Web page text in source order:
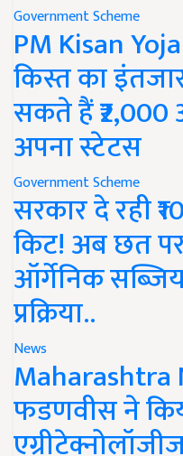
Government Scheme
PM Kisan
किस्त का
सकते हैं
अपना स्टेटस
Government Scheme
सरकार दे रही
किट! अब छत
ऑर्गेनिक
प्रक्रिया..
News
Maharashtra
फडणवीस ने